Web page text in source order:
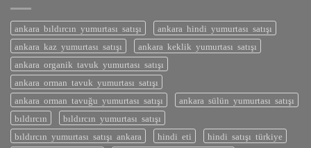
ankara bıldırcın yumurtası satışı
ankara hindi yumurtası satışı
ankara kaz yumurtası satışı
ankara keklik yumurtası satışı
ankara organik tavuk yumurtası satışı
ankara orman tavuk yumurtası satışı
ankara orman tavuğu yumurtası satışı
ankara sülün yumurtası satışı
bıldırcın
bıldırcın yumurtası satışı
bıldırcın yumurtası satışı ankara
hindi eti
hindi satışı türkiye